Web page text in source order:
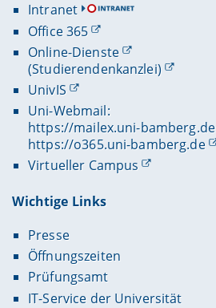
Intranet
Office 365
Online-Dienste
(Studierendenkanzlei)
UnivIS
Uni-Webmail:
https://mailex.uni-bamberg.de
https://o365.uni-bamberg.de
Virtueller Campus
Wichtige Links
Presse
Öffnungszeiten
Prüfungsamt
IT-Service der Universität